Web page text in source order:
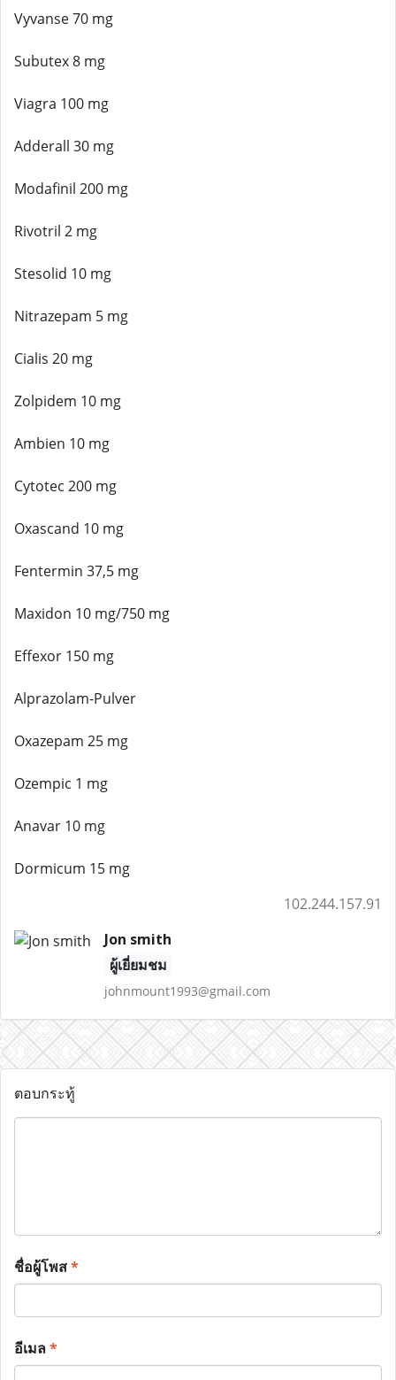
Vyvanse 70 mg
Subutex 8 mg
Viagra 100 mg
Adderall 30 mg
Modafinil 200 mg
Rivotril 2 mg
Stesolid 10 mg
Nitrazepam 5 mg
Cialis 20 mg
Zolpidem 10 mg
Ambien 10 mg
Cytotec 200 mg
Oxascand 10 mg
Fentermin 37,5 mg
Maxidon 10 mg/750 mg
Effexor 150 mg
Alprazolam-Pulver
Oxazepam 25 mg
Ozempic 1 mg
Anavar 10 mg
Dormicum 15 mg
102.244.157.91
Jon smith
ผู้เยี่ยมชม
johnmount1993@gmail.com
ตอบกระทู้
ชื่อผู้โพส*
อีเมล*